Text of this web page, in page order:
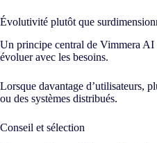
Évolutivité plutôt que
Un principe central de Vimmera AI
évoluer avec les besoins.
Lorsque davantage d’utilisateurs,
ou des systèmes distribués.
Conseil et sélection